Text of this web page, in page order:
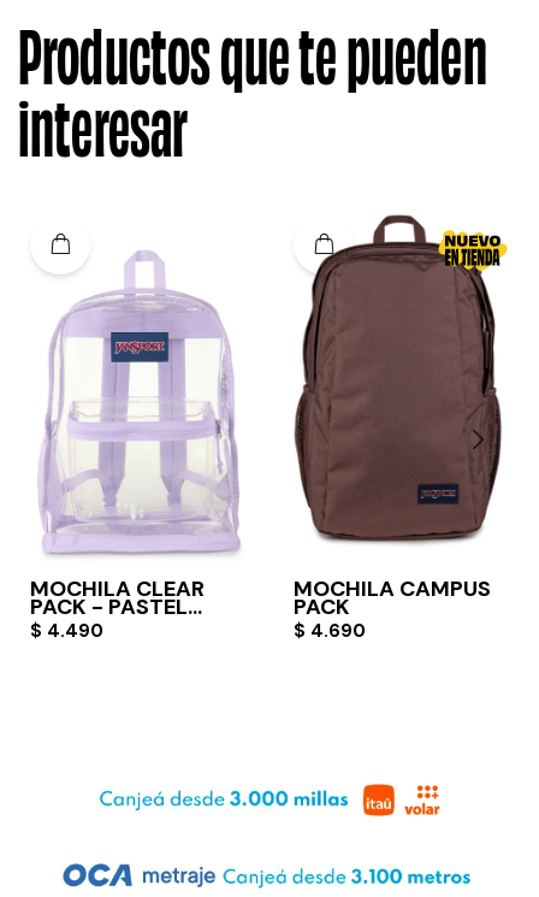
Productos que te pueden
interesar
MOCHILA CLEAR
PACK - PASTEL
LILAC
$ 4.490
MOCHILA CAMPUS
PACK
$ 4.690